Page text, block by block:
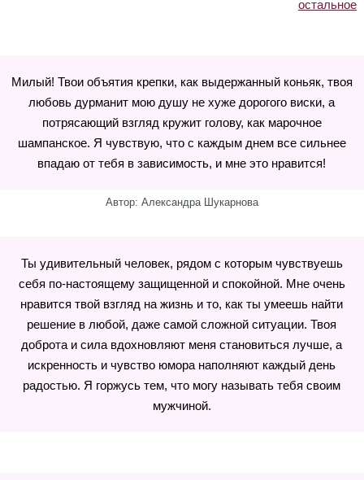
остальное
Милый! Твои объятия крепки, как выдержанный коньяк, твоя
любовь дурманит мою душу не хуже дорогого виски, а
потрясающий взгляд кружит голову, как марочное
шампанское. Я чувствую, что с каждым днем все сильнее
впадаю от тебя в зависимость, и мне это нравится!
Автор: Александра Шукарнова
Ты удивительный человек, рядом с которым чувствуешь
себя по-настоящему защищенной и спокойной. Мне очень
нравится твой взгляд на жизнь и то, как ты умеешь найти
решение в любой, даже самой сложной ситуации. Твоя
доброта и сила вдохновляют меня становиться лучше, а
искренность и чувство юмора наполняют каждый день
радостью. Я горжусь тем, что могу называть тебя своим
мужчиной.